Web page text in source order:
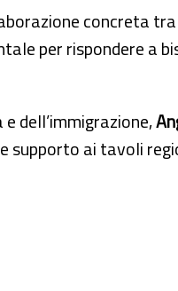
concreta
per rispondere
dell’immigrazione,
supporto ai tavoli